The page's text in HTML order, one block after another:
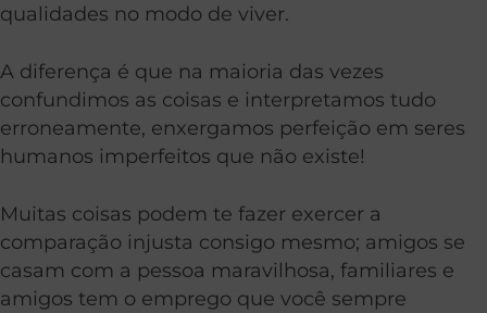
qualidades no modo de viver.
A diferença é que na maioria das vezes
confundimos as coisas e interpretamos tudo
erroneamente, enxergamos perfeição em seres
humanos imperfeitos que não existe!
Muitas coisas podem te fazer exercer a
comparação injusta consigo mesmo; amigos se
casam com a pessoa maravilhosa, familiares e
amigos tem o emprego que você sempre